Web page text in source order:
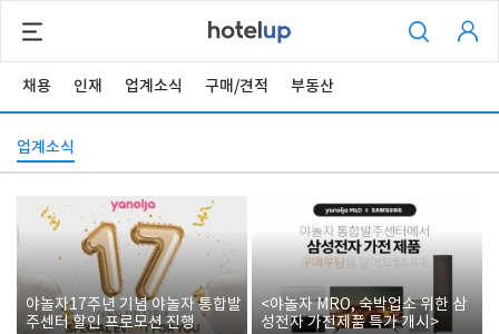
채용 인재 업계소식 구매/견적 부동산
업계소식
야놀자17주년 기념 야놀자 통합발
주센터 할인 프로모션 진행
<야놀자 MRO, 숙박업소 위한 삼
성전자 가전제품 특가 개시>